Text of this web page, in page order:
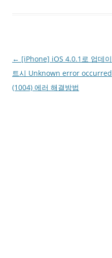
Post
navigation
← [iPhone] iOS 4.0.1로 업데이
트시 Unknown error occurred
(1004) 에러 해결방법